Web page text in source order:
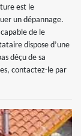
est le
un dépannage.
de le
dispose d’une
déçu de sa
contactez-le par